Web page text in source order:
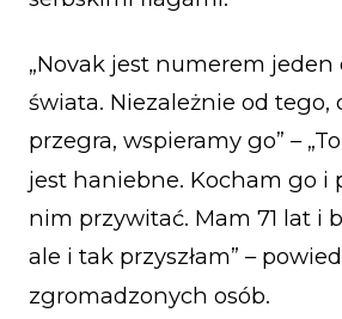
„Novak jest numerem jeden
świata. Niezależnie od tego,
przegra, wspieramy go” –
jest haniebne. Kocham go i
nim przywitać. Mam 71 lat i
ale i tak przyszłam” –
zgromadzonych osób.